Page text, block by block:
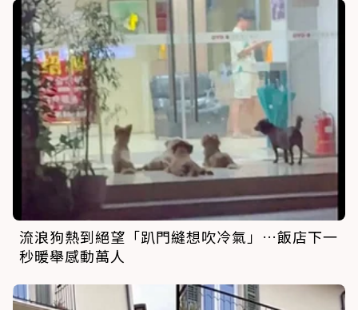
流浪狗熱到絕望「趴門縫想吹冷氣」…飯店下一
秒暖舉感動萬人